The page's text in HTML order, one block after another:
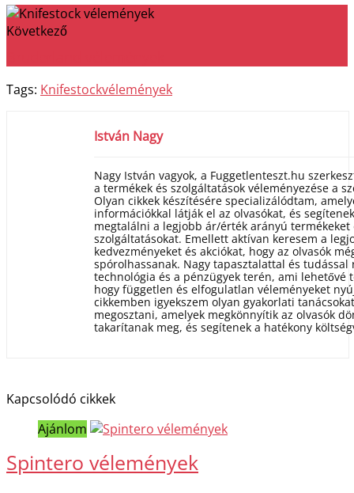
Következő
Tags: Knifestockvélemények
István Nagy
Nagy István vagyok, a Fuggetlenteszt.hu
a termékek és szolgáltatások véleményezése a
Olyan cikkek készítésére specializálódtam,
információkkal látják el az olvasókat, és
megtalálni a legjobb ár/érték arányú termékeket
szolgáltatásokat. Emellett aktívan keresem a
kedvezményeket és akciókat, hogy az olvasók
spórolhassanak. Nagy tapasztalattal és tudással
technológia és a pénzügyek terén, ami lehetővé
hogy független és elfogulatlan véleményeket
cikkemben igyekszem olyan gyakorlati
megosztani, amelyek megkönnyítik az olvasók
takarítanak meg, és segítenek a hatékony
Kapcsolódó cikkek
Ajánlom
Spintero vélemények